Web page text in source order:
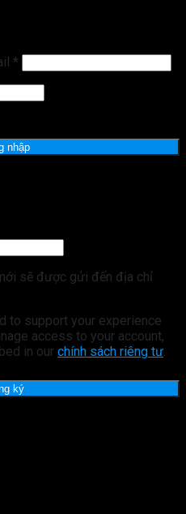
*
buộc
nhập
sẽ được gửi đến địa chỉ
to support your experience
access to your account,
in our chính sách riêng tư
ký